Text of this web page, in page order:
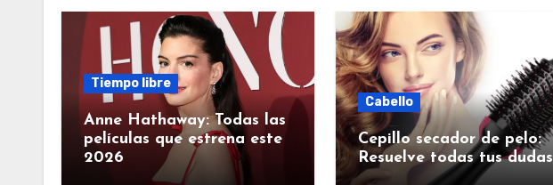
Tiempo libre
Anne Hathaway: Todas las
películas que estrena este
2026
Cabello
Cepillo secador de pelo:
Resuelve todas tus dudas